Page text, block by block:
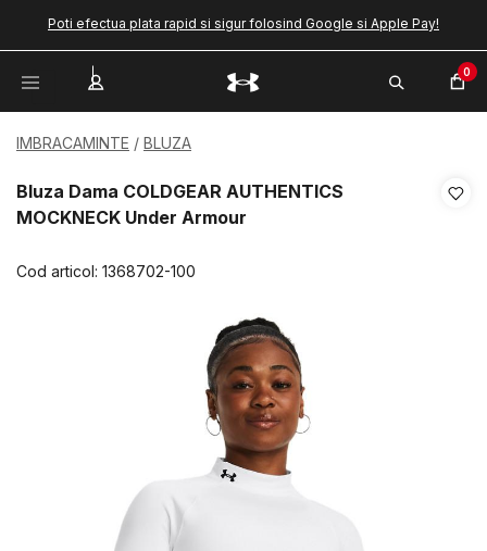
Poti efectua plata rapid si sigur folosind Google si Apple Pay!
0
IMBRACAMINTE BLUZA
Bluza Dama COLDGEAR AUTHENTICS
MOCKNECK Under Armour
Cod articol: 1368702-100